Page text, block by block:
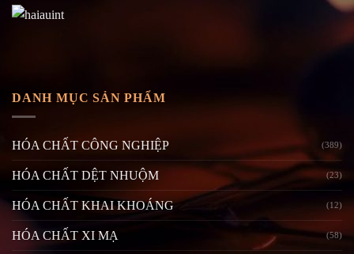
DANH MỤC SẢN PHẨM
HÓA CHẤT CÔNG NGHIỆP (389)
HÓA CHẤT DỆT NHUỘM (23)
HÓA CHẤT KHAI KHOÁNG (12)
HÓA CHẤT XI MẠ (58)